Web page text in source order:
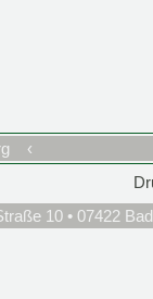
‹
10 • 07422